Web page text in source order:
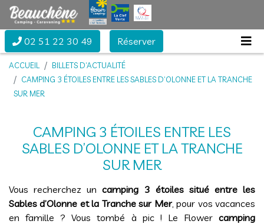
02 51 22 30 49 Réserver
ACCUEIL
BILLETS D’ACTUALITÉ
CAMPING 3 ÉTOILES ENTRE LES SABLES D’OLONNE ET LA TRANCHE
SUR MER
CAMPING 3 ÉTOILES ENTRE LES
SABLES D’OLONNE ET LA TRANCHE
SUR MER
Vous recherchez uncamping 3 étoiles situé entre les
Sables d’Olonne et la Tranche sur Mer, pour vos vacances
en famille ? Vous tombé à pic ! Le Flower camping